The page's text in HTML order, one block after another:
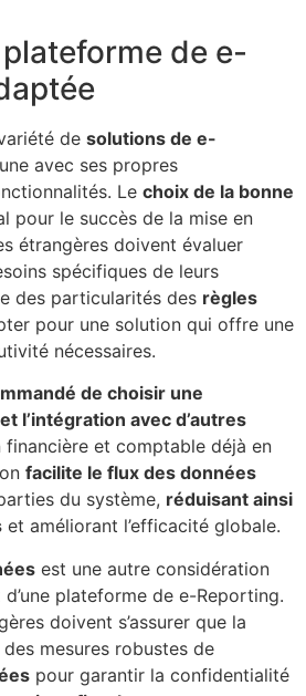
plateforme de e-
de solutions de e-
avec ses propres
Le choix de la bonne
pour le succès de la mise en
étrangères doivent évaluer
spécifiques de leurs
des particularités des règles
pour une solution qui offre une
nécessaires.
de choisir une
l’intégration avec d’autres
financière et comptable déjà en
facilite le flux des données
du système, réduisant ainsi
et améliorant l’efficacité globale.
est une autre considération
plateforme de e-Reporting.
doivent s’assurer que la
mesures robustes de
pour garantir la confidentialité